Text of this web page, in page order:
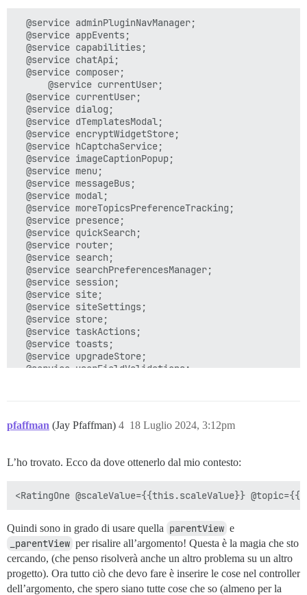
  @service adminPluginNavManager;
  @service appEvents;
  @service capabilities;
  @service chatApi;
  @service composer;
      @service currentUser;
  @service currentUser;
  @service dialog;
  @service dTemplatesModal;
  @service encryptWidgetStore;
  @service hCaptchaService;
  @service imageCaptionPopup;
  @service menu;
  @service messageBus;
  @service modal;
  @service moreTopicsPreferenceTracking;
  @service presence;
  @service quickSearch;
  @service router;
  @service search;
  @service searchPreferencesManager;
  @service session;
  @service site;
  @service siteSettings;
  @service store;
  @service taskActions;
  @service toasts;
  @service upgradeStore;
  @service userFieldValidations;
pfaffman (Jay Pfaffman) 18 Luglio 2024, 3:12pm
4
L’ho trovato. Ecco da dove ottenerlo dal mio contesto:
Quindi sono in grado di usare quella parentView e
_parentView per risalire all’argomento! Questa è la magia che sto
cercando, (che penso risolverà anche un altro problema su un altro
progetto). Ora tutto ciò che devo fare è inserire le cose nel controller
dell’argomento, che spero siano tutte cose che so (almeno per la